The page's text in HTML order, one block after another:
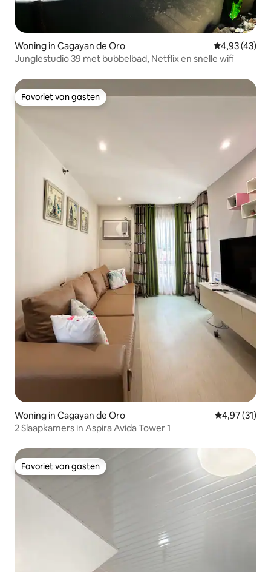
Woning in Cagayan de Oro Gemiddelde
4,93 (43)
Junglestudio 39 met bubbelbad, Netflix en snelle wifi
Favoriet van gasten
Favoriet van gasten
Woning in Cagayan de Oro Gemiddelde
4,97 (31)
2 Slaapkamers in Aspira Avida Tower 1
Favoriet van gasten
Favoriet van gasten